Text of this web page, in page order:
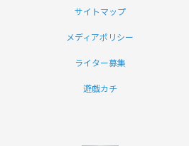
サイトマップ
メディアポリシー
ライター募集
遊戯カチ